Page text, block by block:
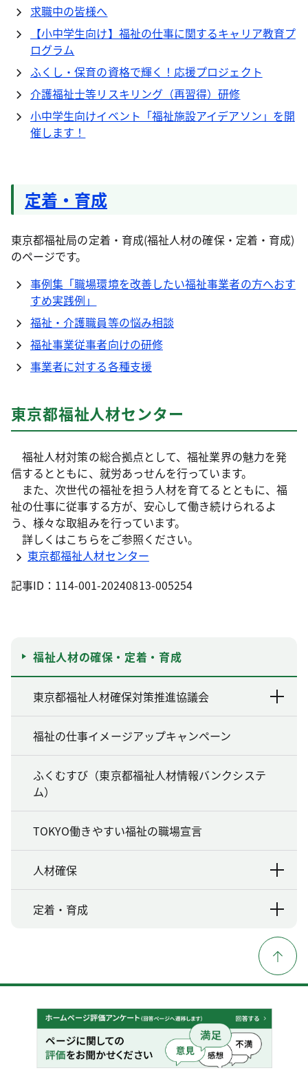
求職中の皆様へ
【小中学生向け】福祉の仕事に関するキャリア教育プ
ログラム
ふくし・保育の資格で輝く！応援プロジェクト
介護福祉士等リスキリング（再習得）研修
小中学生向けイベント「福祉施設アイデアソン」を開
催します！
定着・育成
東京都福祉局の定着・育成(福祉人材の確保・定着・育成)
のページです。
事例集「職場環境を改善したい福祉事業者の方へおす
すめ実践例」
福祉・介護職員等の悩み相談
福祉事業従事者向けの研修
事業者に対する各種支援
東京都福祉人材センター
福祉人材対策の総合拠点として、福祉業界の魅力を発
信するとともに、就労あっせんを行っています。
また、次世代の福祉を担う人材を育てるとともに、福
祉の仕事に従事する方が、安心して働き続けられるよ
う、様々な取組みを行っています。
詳しくはこちらをご参照ください。
東京都福祉人材センター
記事ID：114-001-20240813-005254
福祉人材の確保・定着・育成
東京都福祉人材確保対策推進協議会
福祉の仕事イメージアップキャンペーン
ふくむすび（東京都福祉人材情報バンクシステ
ム）
TOKYO働きやすい福祉の職場宣言
人材確保
定着・育成